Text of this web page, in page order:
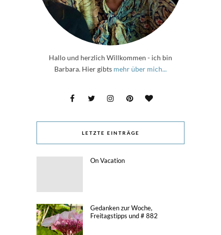
Hallo und herzlich Willkommen - ich bin
Barbara. Hier gibts mehr über mich...
LETZTE EINTRÄGE
On Vacation
Gedanken zur Woche,
Freitagstipps und # 882